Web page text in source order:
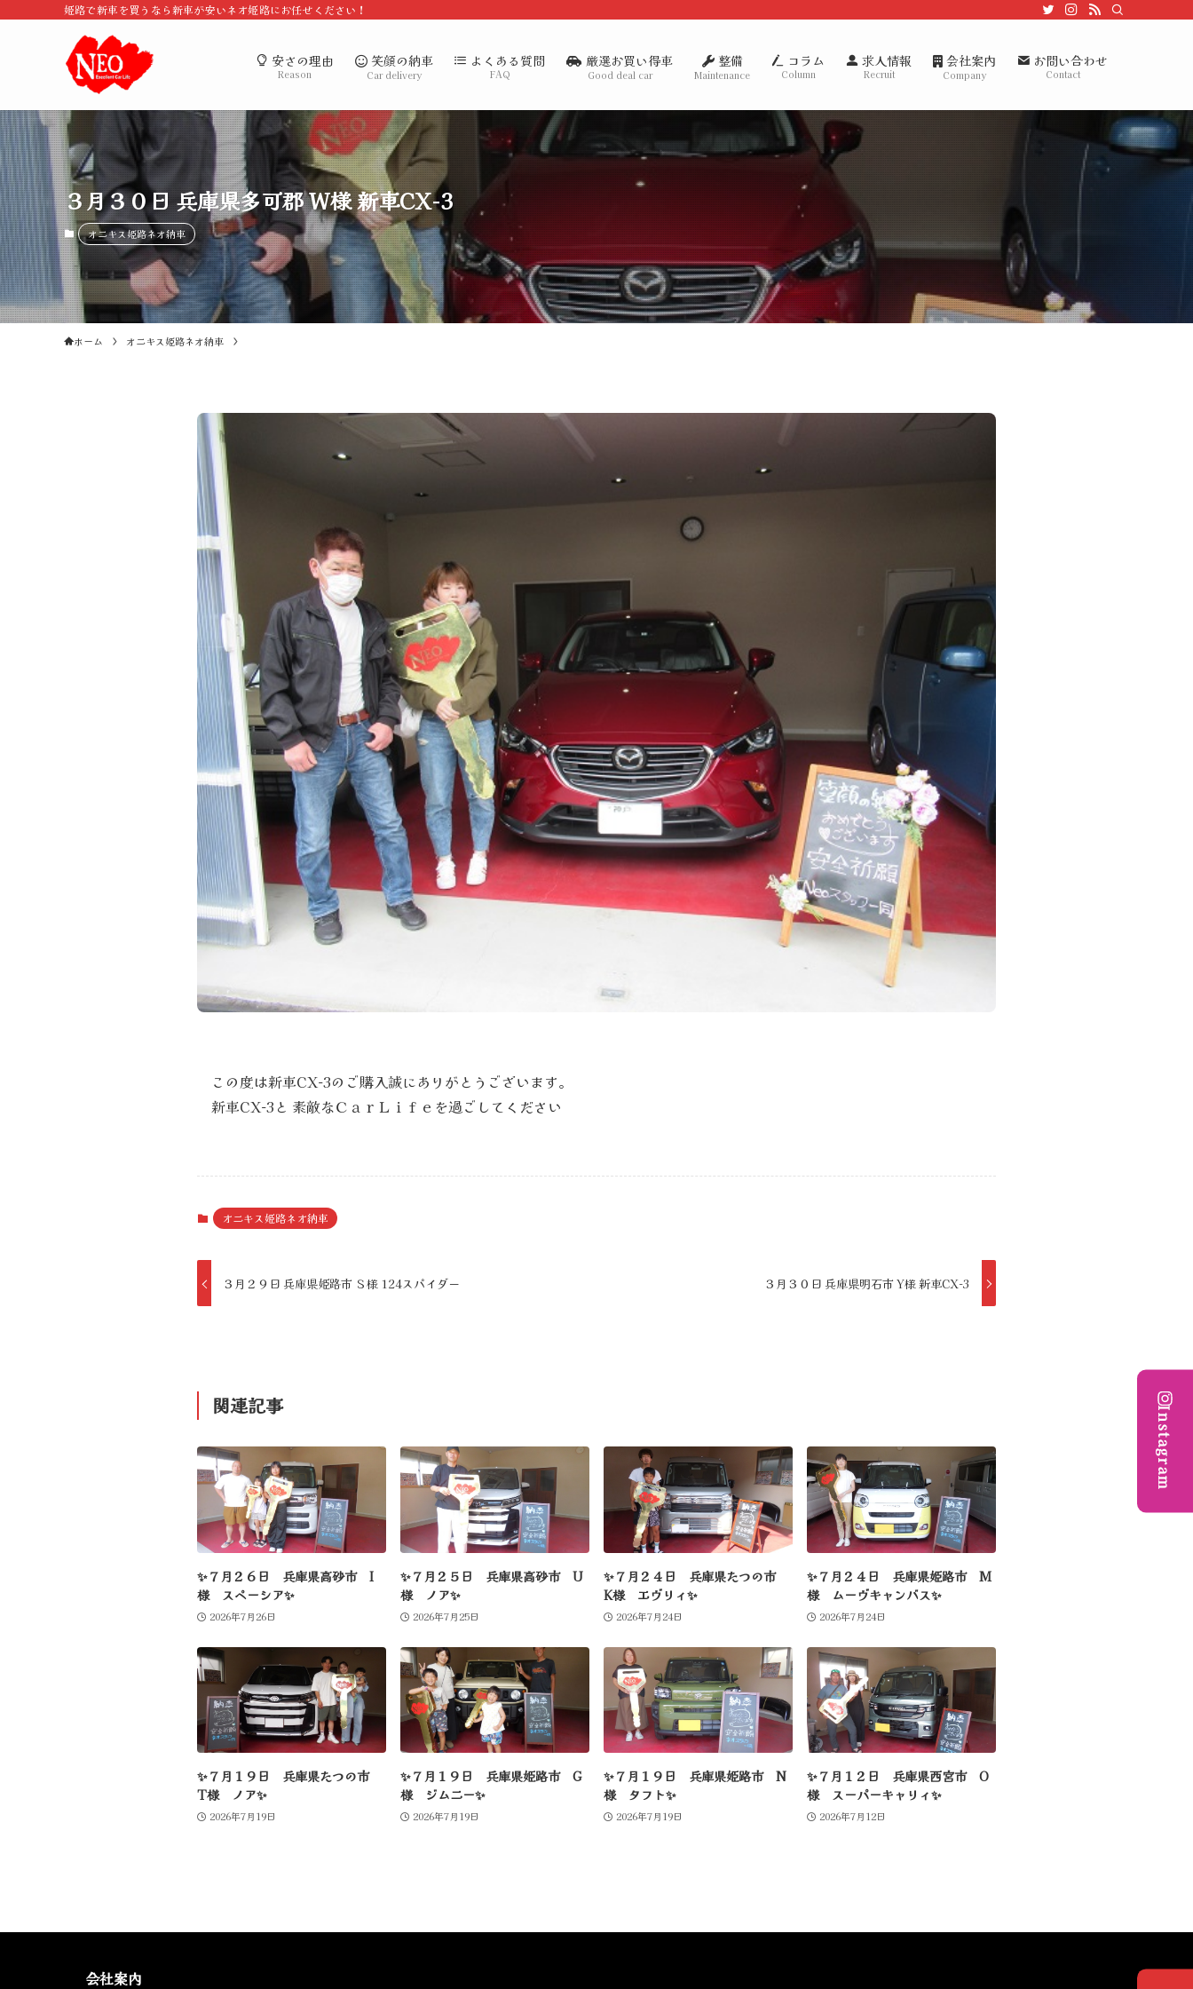
姫路で新車を買うなら新車が安いネオ姫路にお任せください！
安さの理由
Reason
笑顔の納車
Car delivery
よくある質問
FAQ
厳選お買い得車
Good deal car
整備
Maintenance
コラム
Column
求人情報
Recruit
会社案内
Company
お問い合わせ
Contact
３月３０日 兵庫県多可郡 W様 新車CX-3
オニキス姫路ネオ納車
ホーム オニキス姫路ネオ納車
この度は新車CX-3のご購入誠にありがとうございます。
新車CX-3と 素敵なＣａｒＬｉｆｅを過ごしてください
オニキス姫路ネオ納車
３月２９日 兵庫県姫路市 Ｓ様 124スパイダー ３月３０日 兵庫県明石市 Y様 新車CX-3
関連記事
✨７月２６日 兵庫県高砂市 I
様 スペーシア✨
2026年7月26日
✨７月２５日 兵庫県高砂市 U
様 ノア✨
2026年7月25日
✨７月２４日 兵庫県たつの市
K様 エヴリィ✨
2026年7月24日
✨７月２４日 兵庫県姫路市 M
様 ムーヴキャンバス✨
2026年7月24日
✨７月１９日 兵庫県たつの市
T様 ノア✨
2026年7月19日
✨７月１９日 兵庫県姫路市 G
様 ジムニー✨
2026年7月19日
✨７月１９日 兵庫県姫路市 N
様 タフト✨
2026年7月19日
✨７月１２日 兵庫県西宮市 O
様 スーパーキャリィ✨
2026年7月12日
Instagram
会社案内